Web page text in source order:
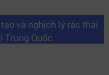
và nghịch lý rác thải
Trung Quốc